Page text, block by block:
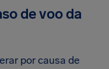
de voo da
por causa de